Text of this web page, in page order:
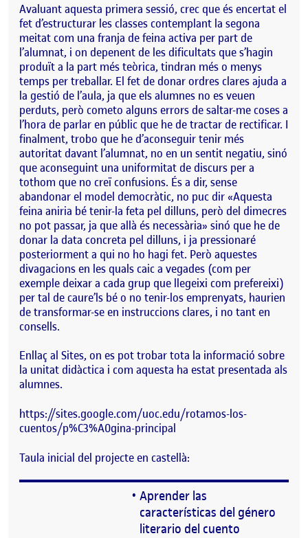
Avaluant aquesta primera sessió, crec que és encertat el
fet d’estructurar les classes contemplant la segona
meitat com una franja de feina activa per part de
l’alumnat, i on depenent de les dificultats que s’hagin
produït a la part més teòrica, tindran més o menys
temps per treballar. El fet de donar ordres clares ajuda a
la gestió de l’aula, ja que els alumnes no es veuen
perduts, però cometo alguns errors de saltar-me coses a
l’hora de parlar en públic que he de tractar de rectificar. I
finalment, trobo que he d’aconseguir tenir més
autoritat davant l’alumnat, no en un sentit negatiu, sinó
que aconseguint una uniformitat de discurs per a
tothom que no creï confusions. És a dir, sense
abandonar el model democràtic, no puc dir «Aquesta
feina aniria bé tenir-la feta pel dilluns, però del dimecres
no pot passar, ja que allà és necessària» sinó que he de
donar la data concreta pel dilluns, i ja pressionaré
posteriorment a qui no ho hagi fet. Però aquestes
divagacions en les quals caic a vegades (com per
exemple deixar a cada grup que llegeixi com prefereixi)
per tal de caure’ls bé o no tenir-los emprenyats, haurien
de transformar-se en instruccions clares, i no tant en
consells.
Enllaç al Sites, on es pot trobar tota la informació sobre
la unitat didàctica i com aquesta ha estat presentada als
alumnes.
https://sites.google.com/uoc.edu/rotamos-los-
cuentos/p%C3%A0gina-principal
Taula inicial del projecte en castellà:
Aprender las
características del género
literario del cuento